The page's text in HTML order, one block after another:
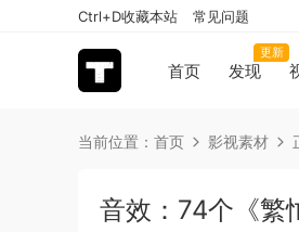
首页 发现
更新
Ctrl+D收藏本站 常见问题
当前位置： 首页 影视素材
音效：74个《繁